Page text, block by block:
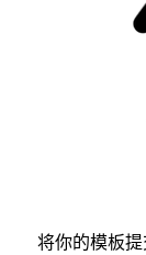
将你的模板